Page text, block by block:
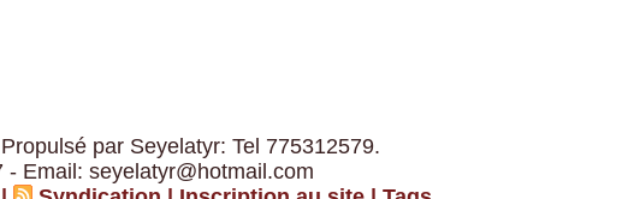
par Seyelatyr: Tel 775312579.
Email: seyelatyr@hotmail.com